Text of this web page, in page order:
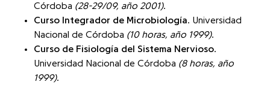
Córdoba (28-29/09, año 2001).
Curso Integrador de Microbiología. Universidad
Nacional de Córdoba (10 horas, año 1999).
Curso de Fisiología del Sistema Nervioso.
Universidad Nacional de Córdoba (8 horas, año
1999).